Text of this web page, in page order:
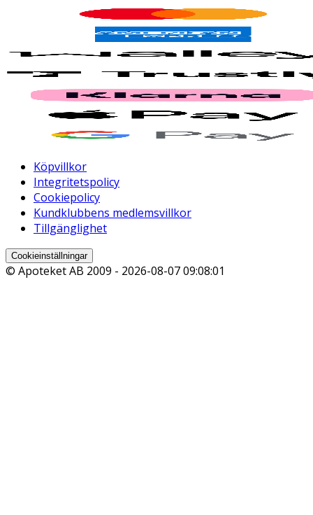
Köpvillkor
Integritetspolicy
Cookiepolicy
Kundklubbens medlemsvillkor
Tillgänglighet
Cookieinställningar
© Apoteket AB 2009 - 2026-08-07 09:08:01